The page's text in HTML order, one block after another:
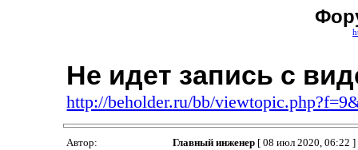
Не идет запись с
http://beholder.ru/bb/
Автор: Главный инженер [ 08 июл 2020, 06:22 ]